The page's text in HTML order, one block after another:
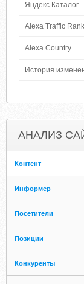
Яндекс Каталог
Alexa Traffic Rank
Alexa Country
История
АНАЛИЗ
Контент
Информер
Посетители
Позиции
Конкуренты